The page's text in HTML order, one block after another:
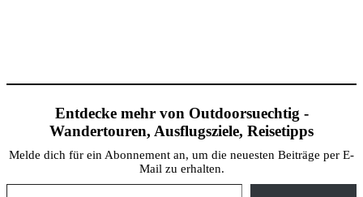
Entdecke mehr von Outdoorsuechtig -
Wandertouren, Ausflugsziele, Reisetipps
Melde dich für ein Abonnement an, um die neuesten Beiträge per E-
Mail zu erhalten.
Gib deine E-Mail-Adresse ein ...